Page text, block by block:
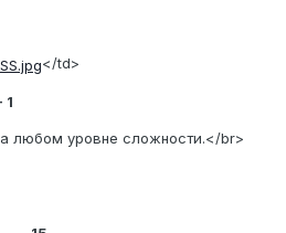
</td>
1
любом уровне сложности.</br>